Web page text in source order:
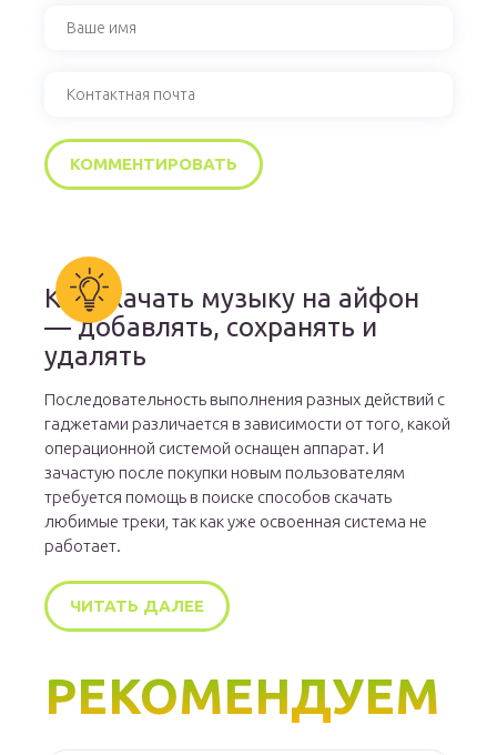
Как скачать музыку на айфон
— добавлять, сохранять и
удалять
Последовательность выполнения разных действий с
гаджетами различается в зависимости от того, какой
операционной системой оснащен аппарат. И
зачастую после покупки новым пользователям
требуется помощь в поиске способов скачать
любимые треки, так как уже освоенная система не
работает.
ЧИТАТЬ ДАЛЕЕ
РЕКОМЕНДУЕМ